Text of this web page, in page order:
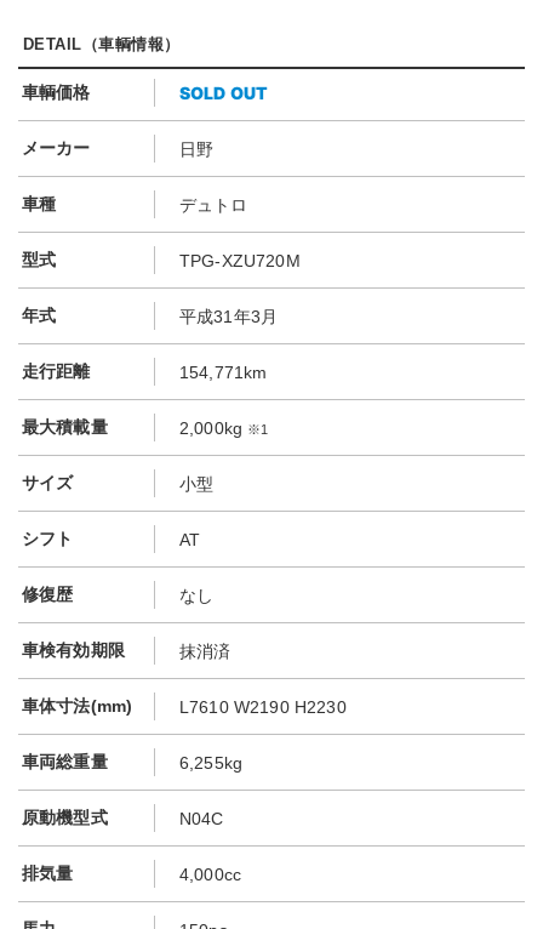
DETAIL（車輌情報）
車輌価格 SOLD OUT
メーカー 日野
車種 デュトロ
型式 TPG-XZU720M
年式 平成31年3月
走行距離 154,771km
最大積載量 2,000kg ※1
サイズ 小型
シフト AT
修復歴 なし
車検有効期限 抹消済
車体寸法(mm) L7610 W2190 H2230
車両総重量 6,255kg
原動機型式 N04C
排気量 4,000cc